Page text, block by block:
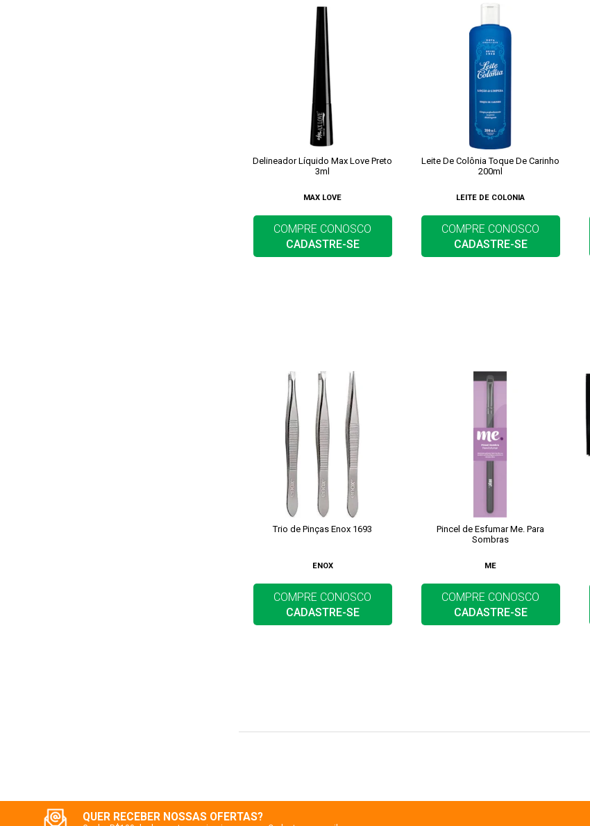
Delineador Líquido Max Love Preto
3ml
MAX LOVE
COMPRE CONOSCO
CADASTRE-SE
Leite De Colônia Toque De Carinho
200ml
LEITE DE COLONIA
COMPRE CONOSCO
CADASTRE-SE
Trio de Pinças Enox 1693
ENOX
COMPRE CONOSCO
CADASTRE-SE
Pincel de Esfumar Me. Para
Sombras
ME
COMPRE CONOSCO
CADASTRE-SE
QUER RECEBER NOSSAS OFERTAS?